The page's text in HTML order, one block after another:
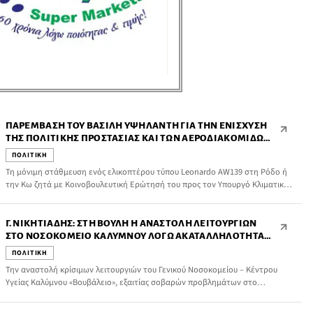
ΠΑΡΈΜΒΑΣΗ ΤΟΥ ΒΑΣΊΛΗ ΥΨΗΛΆΝΤΗ ΓΙΑ ΤΗΝ ΕΝΊΣΧΥΣΗ
ΤΗΣ ΠΟΛΙΤΙΚΉΣ ΠΡΟΣΤΑΣΊΑΣ ΚΑΙ ΤΩΝ ΑΕΡΟΔΙΑΚΟΜΙΔΏΝ
ΣΤΑ ΔΩΔΕΚΆΝΗΣΑ
ΠΟΛΙΤΙΚΗ
Τη μόνιμη στάθμευση ενός ελικοπτέρου τύπου Leonardo AW139 στη Ρόδο ή
την Κω ζητά με Κοινοβουλευτική Ερώτησή του προς τον Υπουργό Κλιματικής
της επιχειρησιακής ετοιμότητας της Πολιτικής Προστασίας στον νησιωτικό
χώρο του Αιγαίου.
Γ. ΝΙΚΗΤΙΆΔΗΣ: ΣΤΗ ΒΟΥΛΉ Η ΑΝΑΣΤΟΛΉ ΛΕΙΤΟΥΡΓΙΏΝ
ΣΤΟ ΝΟΣΟΚΟΜΕΊΟ ΚΑΛΎΜΝΟΥ ΛΌΓΩ ΑΚΑΤΑΛΛΗΛΌΤΗΤΑΣ
ΤΟΥ ΝΕΡΟΎ
ΠΟΛΙΤΙΚΗ
Την αναστολή κρίσιμων λειτουργιών του Γενικού Νοσοκομείου – Κέντρου
Υγείας Καλύμνου «Βουβάλειο», εξαιτίας σοβαρών προβλημάτων στο